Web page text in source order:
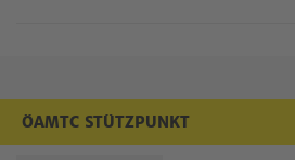
ÖAMTC STÜTZPUNKT